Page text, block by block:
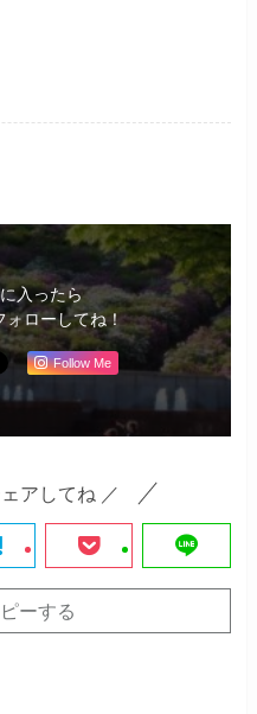
入ったら
ォローしてね！
Follow Me
アしてね ／
ーする